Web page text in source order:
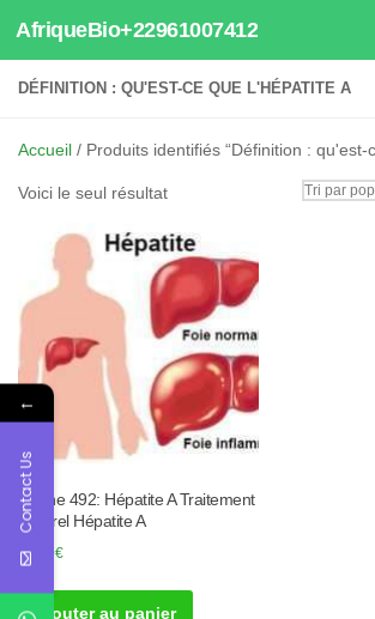
Au dessous du contenu
AfriqueBio+22961007412
DÉFINITION : QU'EST-CE QUE L'HÉPATITE A
Accueil / Produits identifiés “Définition : qu'est-
Voici le seul résultat
Tisane 492: Hépatite A Traitement
Naturel Hépatite A
50.00€
Ajouter au panier
←
Contact Us